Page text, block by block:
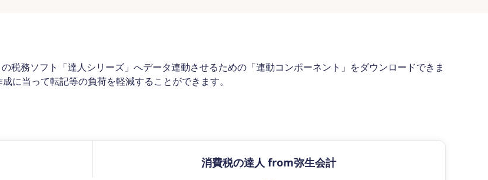
税務ソフト「達人シリーズ」へデータ連動させるための「連動コンポーネント」をダウンロードできま
に当って転記等の負荷を軽減することができます。
消費税の達人 from弥生会計